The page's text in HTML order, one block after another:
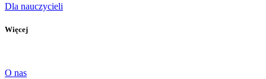
Dla nauczycieli
Więcej
O nas